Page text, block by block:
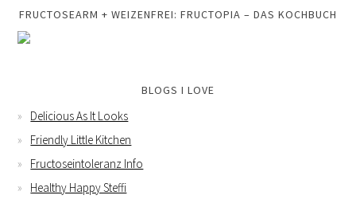
FRUCTOSEARM + WEIZENFREI: FRUCTOPIA – DAS KOCHBUCH
BLOGS I LOVE
Delicious As It Looks
Friendly Little Kitchen
Fructoseintoleranz Info
Healthy Happy Steffi